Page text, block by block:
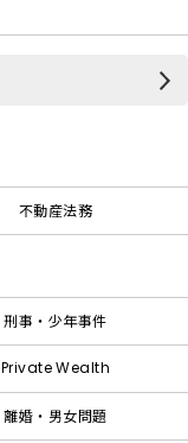
不動産法務
刑事・少年事件
Private Wealth
離婚・男女問題